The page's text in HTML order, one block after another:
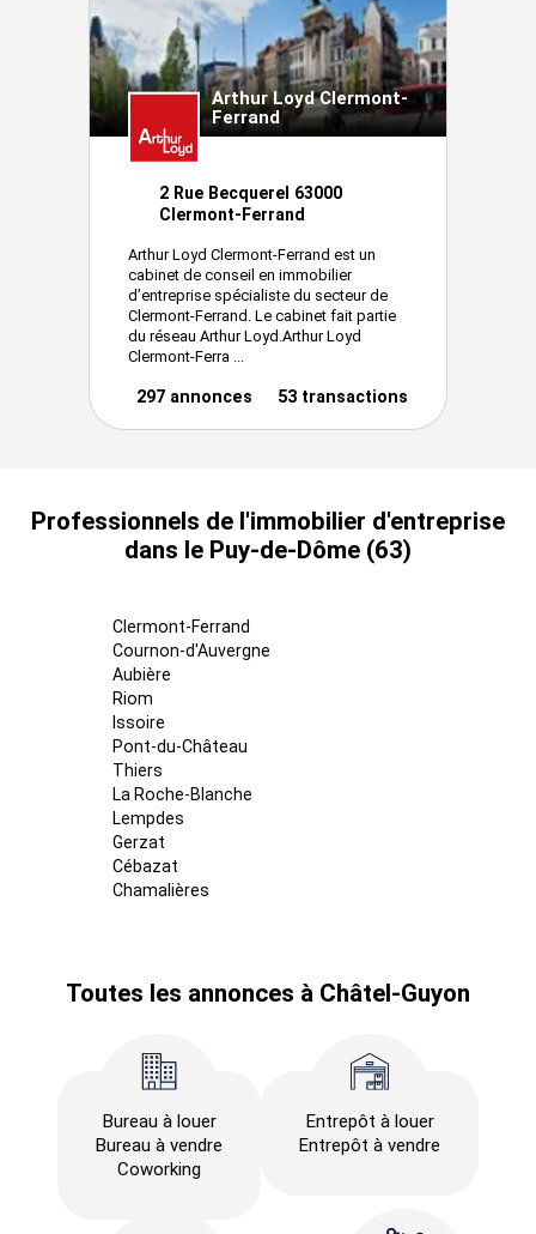
Arthur Loyd Clermont-
Ferrand
2 Rue Becquerel 63000
Clermont-Ferrand
Arthur Loyd Clermont-Ferrand est un
cabinet de conseil en immobilier
d’entreprise spécialiste du secteur de
Clermont-Ferrand. Le cabinet fait partie
du réseau Arthur Loyd.Arthur Loyd
Clermont-Ferra ...
297 annonces 53 transactions
Professionnels de l'immobilier d'entreprise
dans le Puy-de-Dôme (63)
Clermont-Ferrand
Cournon-d'Auvergne
Aubière
Riom
Issoire
Pont-du-Château
Thiers
La Roche-Blanche
Lempdes
Gerzat
Cébazat
Chamalières
Toutes les annonces à Châtel-Guyon
Bureau à louer
Bureau à vendre
Coworking
Entrepôt à louer
Entrepôt à vendre